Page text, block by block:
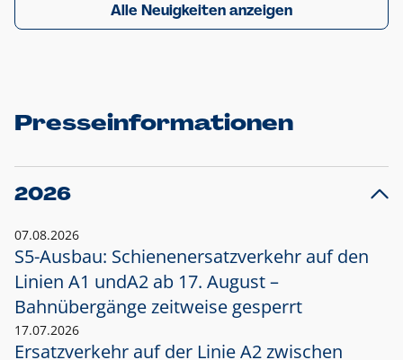
Alle Neuigkeiten anzeigen
Presseinformationen
2026
07.08.2026
S5-Ausbau: Schienenersatzverkehr auf den
Linien A1 undA2 ab 17. August –
Bahnübergänge zeitweise gesperrt
17.07.2026
Ersatzverkehr auf der Linie A2 zwischen